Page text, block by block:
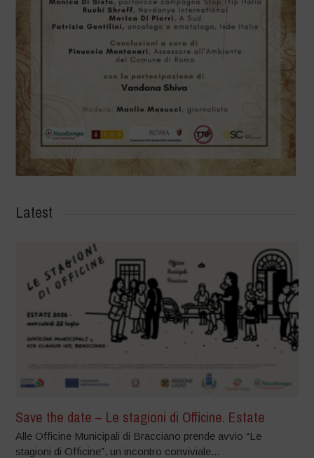
Latest
Save the date – Le stagioni di Officine. Estate
Alle Officine Municipali di Bracciano prende avvio “Le
stagioni di Officine”, un incontro conviviale...